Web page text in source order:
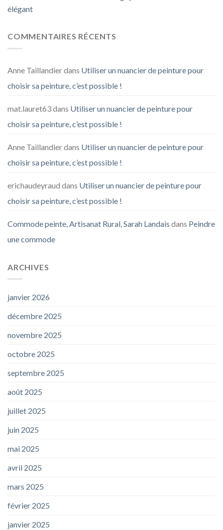
élégant
COMMENTAIRES RÉCENTS
Anne Taillandierdans Utiliser un nuancier de peinture pour
choisir sa peinture, c’est possible !
mat.lauret63dans Utiliser un nuancier de peinture pour
choisir sa peinture, c’est possible !
Anne Taillandierdans Utiliser un nuancier de peinture pour
choisir sa peinture, c’est possible !
erichaudeyraud dans Utiliser un nuancier de peinture pour
choisir sa peinture, c’est possible !
Commode peinte, Artisanat Rural, Sarah Landais dans Peindre
une commode
ARCHIVES
janvier 2026
décembre 2025
novembre 2025
octobre 2025
septembre 2025
août 2025
juillet 2025
juin 2025
mai 2025
avril 2025
mars 2025
février 2025
janvier 2025